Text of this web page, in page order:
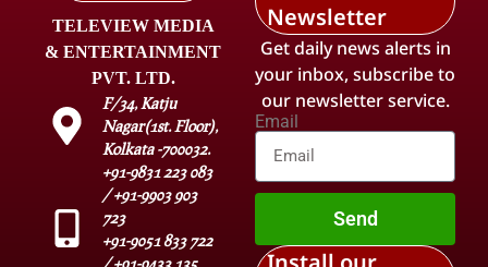
TELEVIEW MEDIA
& ENTERTAINMENT
PVT. LTD.
F/34, Katju
Nagar(1st. Floor),
Kolkata -700032.
+91-9831 223 083
/ +91-9903 903
723
+91-9051 833 722
/ +91-9433 135
Newsletter
Get daily news alerts in
your inbox, subscribe to
our newsletter service.
Email
Send